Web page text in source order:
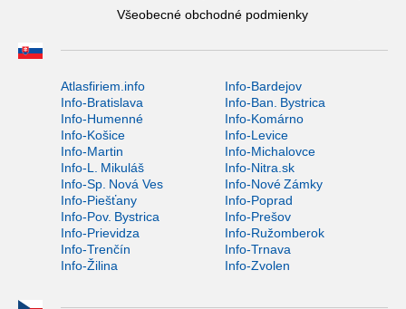
Všeobecné obchodné podmienky
Atlasfiriem.info
Info-Bardejov
Info-Bratislava
Info-Ban. Bystrica
Info-Humenné
Info-Komárno
Info-Košice
Info-Levice
Info-Martin
Info-Michalovce
Info-L. Mikuláš
Info-Nitra.sk
Info-Sp. Nová Ves
Info-Nové Zámky
Info-Piešťany
Info-Poprad
Info-Pov. Bystrica
Info-Prešov
Info-Prievidza
Info-Ružomberok
Info-Trenčín
Info-Trnava
Info-Žilina
Info-Zvolen